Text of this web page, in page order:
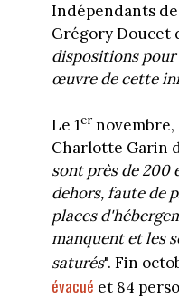
Indépendants
Grégory Doucet
dispositions pour
œuvre de cette
Le 1ernovembre,
Charlotte Garin
sont près de 200
dehors, faute de
places
manquent et les
saturés". Fin
évacué et 84